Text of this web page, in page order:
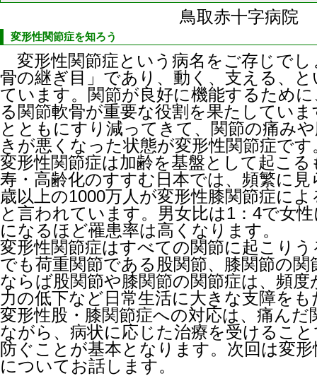
鳥取赤十字病院
変形性関節症を知ろう
変形性関節症という病名をご存じでし
骨の継ぎ目」であり、動く、支える、
ています。関節が良好に機能するため
る関節軟骨が重要な役割を果たしてい
とともにすり減ってきて、関節の痛み
きが悪くなった状態が変形性関節症です
変形性関節症は加齢を基盤として起こ
寿・高齢化のすすむ日本では、頻繁に
歳以上の1000万人が変形性膝関節症に
と言われています。男女比は1：4で女
になるほど罹患率は高くなります。
変形性関節症はすべての関節に起こり
でも荷重関節である股関節、膝関節の
ならば股関節や膝関節の関節症は、頻
力の低下など日常生活に大きな支障を
変形性股・膝関節症への対応は、痛ん
ながら、病状に応じた治療を受けるこ
防ぐことが基本となります。次回は変
についてお話します。